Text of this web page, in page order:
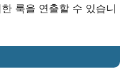
룩을 연출할 수 있습니